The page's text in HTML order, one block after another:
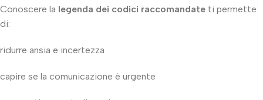
Conoscere la legenda dei codici raccomandate ti permette
di:
ridurre ansia e incertezza
capire se la comunicazione è urgente